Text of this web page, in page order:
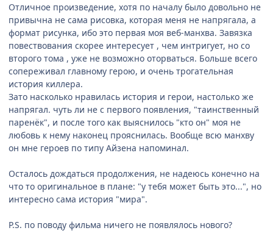
Отличное произведение, хотя по началу было довольно не
привычна не сама рисовка, которая меня не напрягала, а
формат рисунка, ибо это первая моя веб-манхва. Завязка
повествования скорее интересует , чем интригует, но со
второго тома , уже не возможно оторваться. Больше всего
сопереживал главному герою, и очень трогательная
история киллера.
Зато насколько нравилась история и герои, настолько же
напрягал. чуть ли не с первого появления, "таинственный
паренёк", и после того как выяснилось "кто он" моя не
любовь к нему наконец прояснилась. Вообще всю манхву
он мне героев по типу Айзена напоминал.
Осталось дождаться продолжения, не надеюсь конечно на
что то оригинальное в плане: "у тебя может быть это...", но
интересно сама история "мира".
P.S. по поводу фильма ничего не появлялось нового?